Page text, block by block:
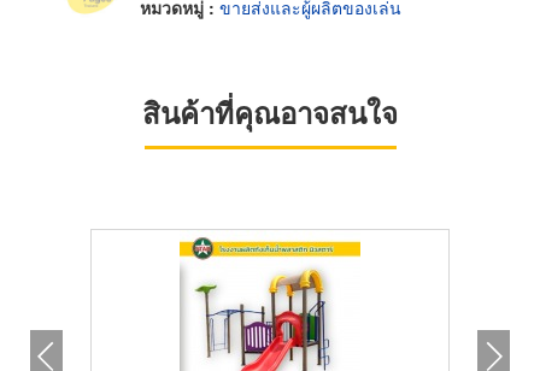
หมวดหมู่ : ขายส่งและผู้ผลิตของเล่น
สินค้าที่คุณอาจสนใจ